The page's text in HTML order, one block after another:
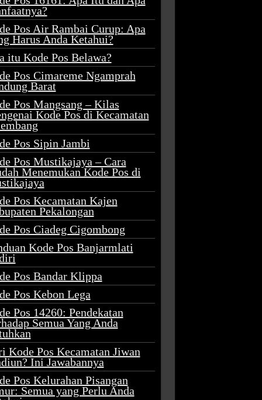
Pos Air Rambai Curup: Apa
Harus Anda Ketahui?
itu Kode Pos Belawa?
Pos Cimareme Ngamprah
Barat
Pos Mangsang – Kilas
Kode Pos di Kecamatan
Pos Sipin Jambi
Pos Mustikajaya – Cara
Menemukan Kode Pos di
Pos Kecamatan Kajen
Pekalongan
Pos Ciadeg Cigombong
Kode Pos Banjarmlati
Pos Bandar Klippa
Pos Kebon Lega
Pos 14260: Pendekatan
Semua Yang Anda
Kode Pos Kecamatan Jiwan
Ini Jawabannya
Pos Kelurahan Pisangan
Semua yang Perlu Anda